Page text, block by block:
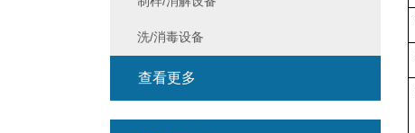
洗/消毒设备
查看更多